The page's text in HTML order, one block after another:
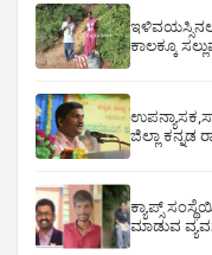
ಕಾಲಕ್ಕೂ
ಜಿಲ್ಲಾ ಕನ್ನಡ
ಕ್ಯಾಪ್ಸ್
ಮಾಡುವ